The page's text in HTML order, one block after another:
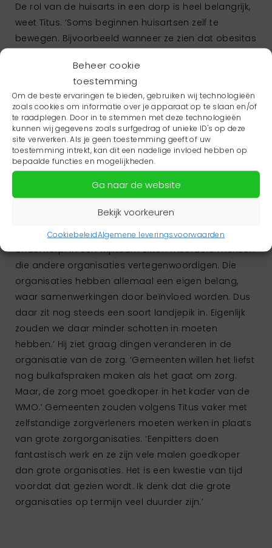
Beheer cookie
toestemming
Om de beste ervaringen te bieden, gebruiken wij technologieën
zoals cookies om informatie over je apparaat op te slaan en/of
te raadplegen. Door in te stemmen met deze technologieën
kunnen wij gegevens zoals surfgedrag of unieke ID's op deze
site verwerken. Als je geen toestemming geeft of uw
toestemming intrekt, kan dit een nadelige invloed hebben op
bepaalde functies en mogelijkheden.
Ga naar de website
Bekijk voorkeuren
CookiebeleidAlgemene leveringsvoorwaarden
De rol van de huisarts in een dorp is heel belangrijk,
weet Titus. ‘Soms beginnen huisartsen zelf te
bewegen. Bijvoorbeeld wanneer ze zien dat obesitas
niet gemotiveerd zijn om daar iets aan te doen. De
huisarts komt dan bij ons en vraagt; hoe kunnen we
dat regelen?’ Doarpswurk wil dan meewerken aan
leuke initiatieven die mensen aan het bewegen
krijgen, bijvoorbeeld een fietstocht. ‘Dan benader je
het op een leuke manier, zonder dat mensen
beoordeeld worden.’
Meer samenwerking is gewenst, schotten
moeten verdwijnen
Doarpswurk werkt nóg niet samen met wijkteams.
‘Ook wij zijn als organisatie nog zoekende op dat
onderwerp. In een wijkteam zitten meerdere mensen
die andere organisaties vertegenwoordigen. Die
organisaties hebben allemaal een eigen belang,
waar samenwerkingen door beïnvloed worden. Dus
daar zit nog steeds een soort landjepik in. Eigenlijk
zouden we daar minder schotten in moeten
hebben.’ Hij ziet graag dingen veranderen in de
organisatie van de zorg. ‘Gemeenten willen het liefst
nog bulkafspraken maken als het gaat om zorg.
Maar, de zorg moet goedkoper in het kader van de
WMO.’ Gemeenten zouden volgens Titus vaker met
zelfstandige zorgverleners moeten werken in plaats
van grote zorgorganisaties. ‘Eenpitters doen
fantastisch werk en ze zijn vele malen goedkoper
dan grote organisaties. Het is een kwestie van tijd
voordat dat gezien wordt. Ik denk dat die grote
organisaties op termijn veel duurder zijn.’